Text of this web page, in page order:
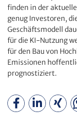
finden in der
genug Investoren,
Geschäftsmodell
für die KI-Nutzung
für den Bau von
Emissionen
prognostiziert.